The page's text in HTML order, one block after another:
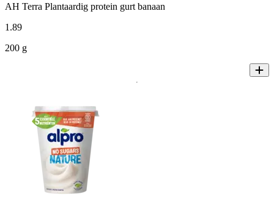
AH Terra Plantaardig protein gurt banaan
1 .89
200 g